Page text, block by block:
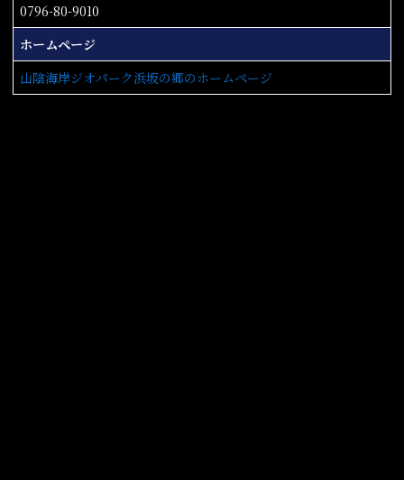
0796-80-9010
ホームページ
山陰海岸ジオパーク浜坂の郷のホームページ